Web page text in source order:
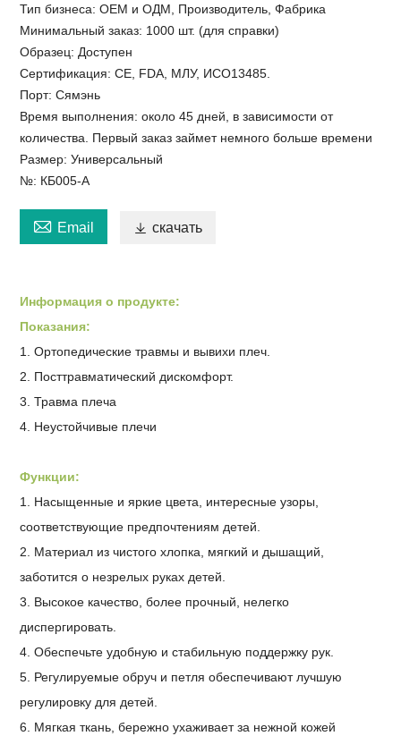
Тип бизнеса: OEM и ОДМ, Производитель, Фабрика
Минимальный заказ: 1000 шт. (для справки)
Образец: Доступен
Сертификация: CE, FDA, МЛУ, ИСО13485.
Порт: Сямэнь
Время выполнения: около 45 дней, в зависимости от
количества. Первый заказ займет немного больше времени
Размер: Универсальный
№: КБ005-А
 Email  скачать
Информация о продукте:
Показания:
1. Ортопедические травмы и вывихи плеч.
2. Посттравматический дискомфорт.
3. Травма плеча
4. Неустойчивые плечи
Функции:
1. Насыщенные и яркие цвета, интересные узоры,
соответствующие предпочтениям детей.
2. Материал из чистого хлопка, мягкий и дышащий,
заботится о незрелых руках детей.
3. Высокое качество, более прочный, нелегко
диспергировать.
4. Обеспечьте удобную и стабильную поддержку рук.
5. Регулируемые обруч и петля обеспечивают лучшую
регулировку для детей.
6. Мягкая ткань, бережно ухаживает за нежной кожей